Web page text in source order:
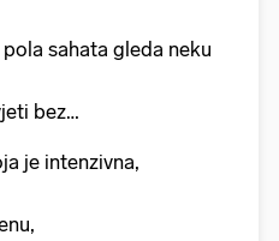
sahata gleda neku
bez…
je intenzivna,